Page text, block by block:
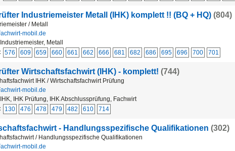
Industriemeister Metall (IHK) komplett !! (BQ + HQ) (804)
/ Metall
mobil.de
Industriemeister, Metall
576 609 659 660 661 662 666 681 682 686 695 696 700 701
Wirtschaftsfachwirt (IHK) - komplett! (744)
IHK / Wirtschaftsfachwirt Prüfung
mobil.de
IHK, IHK Prüfung, IHK Abschlussprüfung, Fachwirt
130 476 478 479 482 610 714
- Handlungsspezifische Qualifikationen (302)
/ Handlungsspezifische Qualifikationen
mobil.de